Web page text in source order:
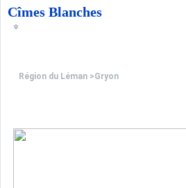
Cîmes Blanches
Région du Léman >Gryon